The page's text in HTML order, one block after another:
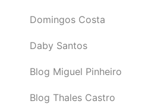
Domingos Costa
Daby Santos
Blog Miguel Pinheiro
Blog Thales Castro